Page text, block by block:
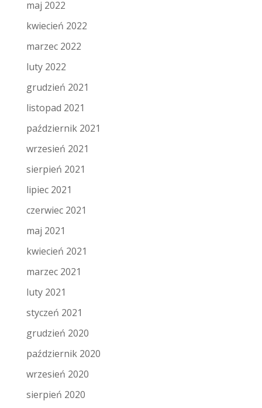
maj 2022
kwiecień 2022
marzec 2022
luty 2022
grudzień 2021
listopad 2021
październik 2021
wrzesień 2021
sierpień 2021
lipiec 2021
czerwiec 2021
maj 2021
kwiecień 2021
marzec 2021
luty 2021
styczeń 2021
grudzień 2020
październik 2020
wrzesień 2020
sierpień 2020